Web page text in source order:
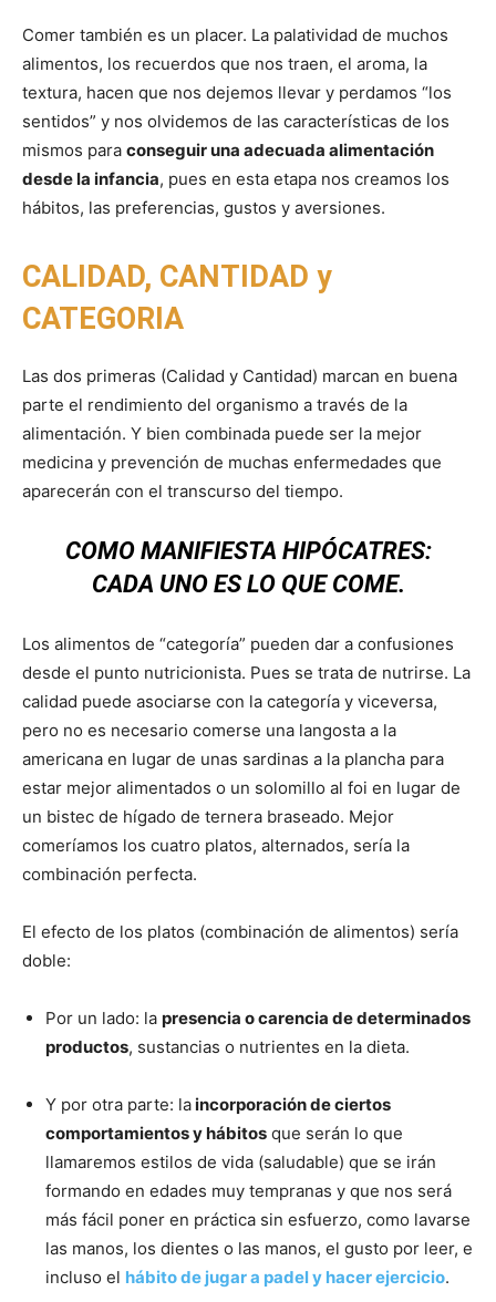
Comer también es un placer. La palatividad de muchos
alimentos, los recuerdos que nos traen, el aroma, la
textura, hacen que nos dejemos llevar y perdamos “los
sentidos” y nos olvidemos de las características de los
mismos para conseguir una adecuada alimentación
desde la infancia, pues en esta etapa nos creamos los
hábitos, las preferencias, gustos y aversiones.
CALIDAD, CANTIDAD y
CATEGORIA
Las dos primeras (Calidad y Cantidad) marcan en buena
parte el rendimiento del organismo a través de la
alimentación. Y bien combinada puede ser la mejor
medicina y prevención de muchas enfermedades que
aparecerán con el transcurso del tiempo.
COMO MANIFIESTA HIPÓCATRES:
CADA UNO ES LO QUE COME.
Los alimentos de “categoría” pueden dar a confusiones
desde el punto nutricionista. Pues se trata de nutrirse. La
calidad puede asociarse con la categoría y viceversa,
pero no es necesario comerse una langosta a la
americana en lugar de unas sardinas a la plancha para
estar mejor alimentados o un solomillo al foi en lugar de
un bistec de hígado de ternera braseado. Mejor
comeríamos los cuatro platos, alternados, sería la
combinación perfecta.
El efecto de los platos (combinación de alimentos) sería
doble:
Por un lado: la presencia o carencia de determinados
productos, sustancias o nutrientes en la dieta.
Y por otra parte: laincorporación de ciertos
comportamientos y hábitos que serán lo que
llamaremos estilos de vida (saludable) que se irán
formando en edades muy tempranas y que nos será
más fácil poner en práctica sin esfuerzo, como lavarse
las manos, los dientes o las manos, el gusto por leer, e
incluso el hábito de jugar a padel y hacer ejercicio.